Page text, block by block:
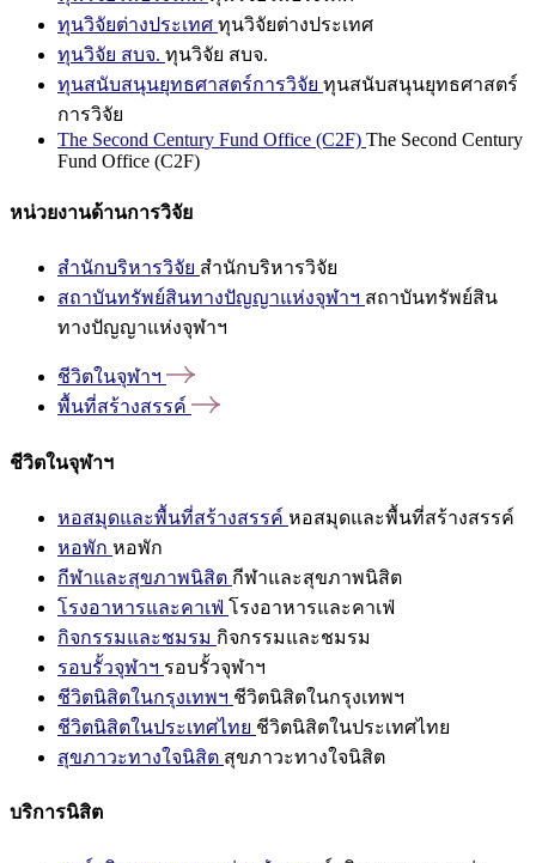
ทุนวิจัยต่างประเทศ ทุนวิจัยต่างประเทศ
ทุนวิจัย สบจ. ทุนวิจัย สบจ.
ทุนสนับสนุนยุทธศาสตร์การวิจัย ทุนสนับสนุนยุทธศาสตร์
การวิจัย
The Second Century Fund Office (C2F) The Second Century
Fund Office (C2F)
หน่วยงานด้านการวิจัย
สำนักบริหารวิจัย สำนักบริหารวิจัย
สถาบันทรัพย์สินทางปัญญาแห่งจุฬาฯ สถาบันทรัพย์สิน
ทางปัญญาแห่งจุฬาฯ
ชีวิตในจุฬาฯ
พื้นที่สร้างสรรค์
ชีวิตในจุฬาฯ
หอสมุดและพื้นที่สร้างสรรค์ หอสมุดและพื้นที่สร้างสรรค์
หอพัก หอพัก
กีฬาและสุขภาพนิสิต กีฬาและสุขภาพนิสิต
โรงอาหารและคาเฟ่ โรงอาหารและคาเฟ่
กิจกรรมและชมรม กิจกรรมและชมรม
รอบรั้วจุฬาฯ รอบรั้วจุฬาฯ
ชีวิตนิสิตในกรุงเทพฯ ชีวิตนิสิตในกรุงเทพฯ
ชีวิตนิสิตในประเทศไทย ชีวิตนิสิตในประเทศไทย
สุขภาวะทางใจนิสิต สุขภาวะทางใจนิสิต
บริการนิสิต